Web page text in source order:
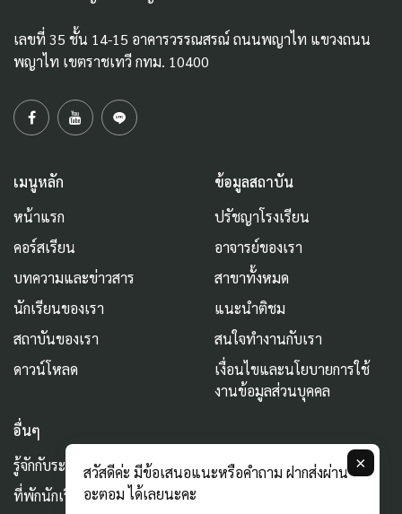
เลขที่ 35 ชั้น 14-15 อาคารวรรณสรณ์ ถนนพญาไท แขวงถนน
พญาไท เขตราชเทวี กทม. 10400
เมนูหลัก
หน้าแรก
คอร์สเรียน
บทความและข่าวสาร
นักเรียนของเรา
สถาบันของเรา
ดาวน์โหลด
ข้อมูลสถาบัน
ปรัชญาโรงเรียน
อาจารย์ของเรา
สาขาทั้งหมด
แนะนำติชม
สนใจทำงานกับเรา
เงื่อนไขและนโยบายการใช้
งานข้อมูลส่วนบุคคล
อื่นๆ
รู้จักกับระบบ AURUM
ที่พักนักเรียน
×
สวัสดีค่ะ มีข้อเสนอแนะหรือคำถาม ฝากส่งผ่าน
อะตอม ได้เลยนะคะ